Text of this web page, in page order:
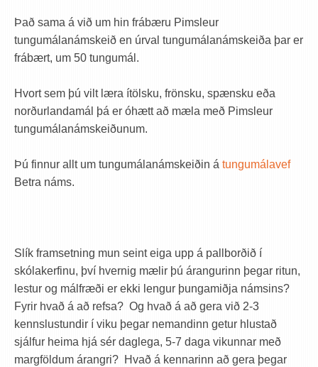
Það sama á við um hin frábæru Pimsleur
tungumálanámskeið en úrval tungumálanámskeiða þar er
frábært, um 50 tungumál.
Hvort sem þú vilt læra ítölsku, frönsku, spænsku eða
norðurlandamál þá er óhætt að mæla með Pimsleur
tungumálanámskeiðunum.
Þú finnur allt um tungumálanámskeiðin á tungumálavef
Betra náms.
Slík framsetning mun seint eiga upp á pallborðið í
skólakerfinu, því hvernig mælir þú árangurinn þegar ritun,
lestur og málfræði er ekki lengur þungamiðja námsins?
Fyrir hvað á að refsa? Og hvað á að gera við 2-3
kennslustundir í viku þegar nemandinn getur hlustað
sjálfur heima hjá sér daglega, 5-7 daga vikunnar með
margföldum árangri? Hvað á kennarinn að gera þegar